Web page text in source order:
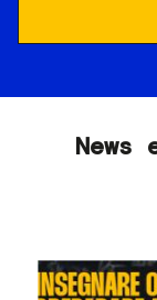
News